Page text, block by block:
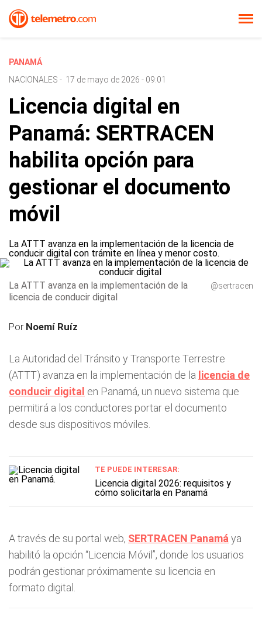
PANAMÁ
NACIONALES - 17 de mayo de 2026 - 09:01
Licencia digital en
Panamá: SERTRACEN
habilita opción para
gestionar el documento
móvil
La ATTT avanza en la implementación de la licencia de
conducir digital con trámite en línea y menor costo.
La ATTT avanza en la implementación de la
licencia de conducir digital
@sertracen
Por Noemí Ruíz
La Autoridad del Tránsito y Transporte Terrestre
(ATTT) avanza en la implementación de la licencia de
conducir digital en Panamá, un nuevo sistema que
permitirá a los conductores portar el documento
desde sus dispositivos móviles.
TE PUEDE INTERESAR:
Licencia digital 2026: requisitos y
cómo solicitarla en Panamá
A través de su portal web, SERTRACEN Panamá ya
habilitó la opción “Licencia Móvil”, donde los usuarios
podrán gestionar próximamente su licencia en
formato digital.